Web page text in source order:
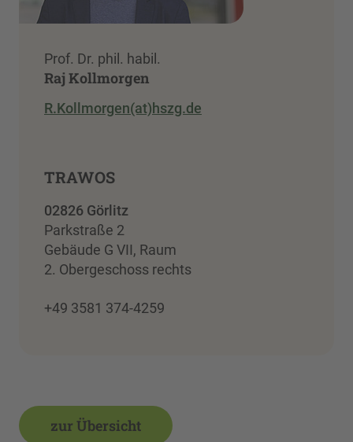
Prof. Dr. phil. habil.
Raj Kollmorgen
R.Kollmorgen(at)hszg.de
TRAWOS
02826 Görlitz
Parkstraße 2
Gebäude G VII, Raum
2. Obergeschoss rechts
+49 3581 374-4259
zur Übersicht